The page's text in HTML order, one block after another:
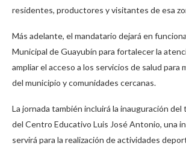
residentes, productores y visitantes de esa
Más adelante, el mandatario dejará en
Municipal de Guayubín para fortalecer la
ampliar el acceso a los servicios de salud para
del municipio y comunidades cercanas.
La jornada también incluirá la inauguración del
del Centro Educativo Luis José Antonio, una
servirá para la realización de actividades